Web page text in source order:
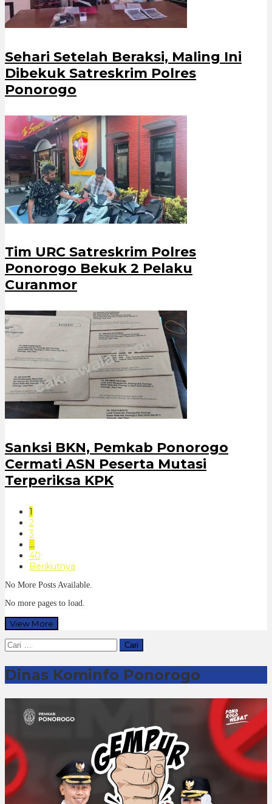
Sehari Setelah Beraksi, Maling Ini
Dibekuk Satreskrim Polres
Ponorogo
Tim URC Satreskrim Polres
Ponorogo Bekuk 2 Pelaku
Curanmor
Sanksi BKN, Pemkab Ponorogo
Cermati ASN Peserta Mutasi
Terperiksa KPK
1
2
3
…
40
Berikutnya
No More Posts Available.
No more pages to load.
View More
Cari
untuk:
Dinas Kominfo Ponorogo